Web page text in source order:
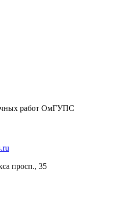
работ ОмГУПС
просп., 35